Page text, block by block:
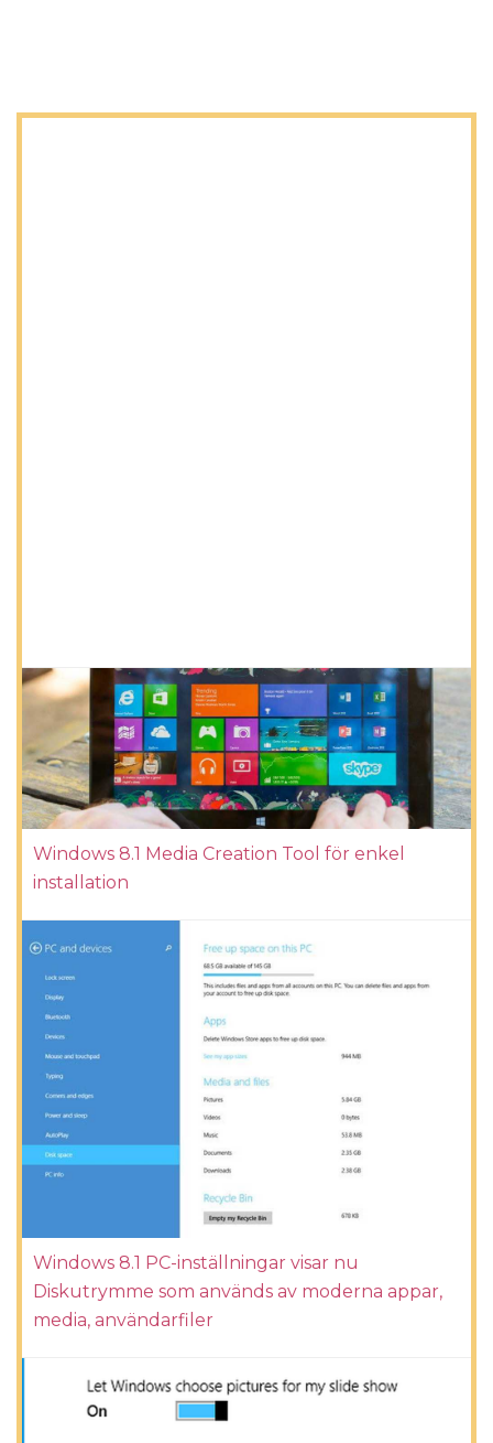
Windows 8.1 Media Creation Tool för enkel
installation
Windows 8.1 PC-inställningar visar nu
Diskutrymme som används av moderna appar,
media, användarfiler